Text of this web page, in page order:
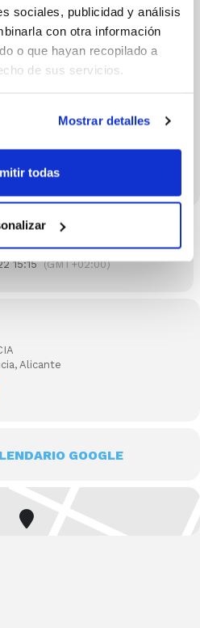
sociales, publicidad y análisis
con otra información
o que hayan recopilado a
de sus servicios.
Mostrar detalles
todas
15:15 (GMT+02:00)
Alicante
GOOGLE